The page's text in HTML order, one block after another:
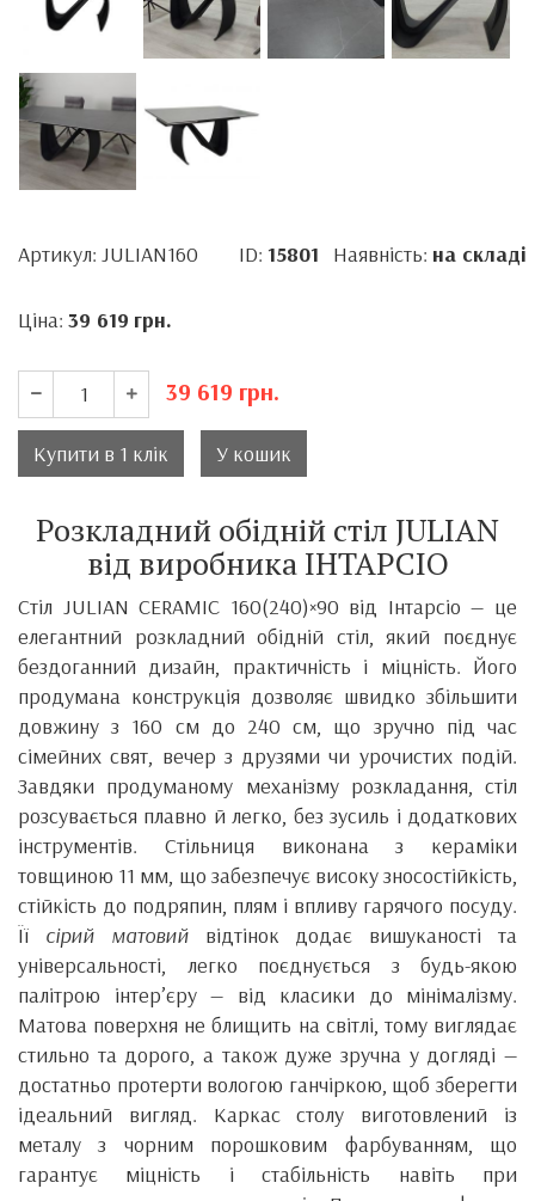
ID: 15801 Наявність: на складі
Артикул: JULIAN160
Ціна: 39 619 грн.
39 619 грн.
Купити в 1 клік У кошик
Розкладний обідній стіл JULIAN
від виробника ІНТАРСІО
Стіл JULIAN CERAMIC 160(240)×90 від Інтарсіо — це
елегантний розкладний обідній стіл, який поєднує
бездоганний дизайн, практичність і міцність. Його
продумана конструкція дозволяє швидко збільшити
довжину з 160 см до 240 см, що зручно під час
сімейних свят, вечер з друзями чи урочистих подій.
Завдяки продуманому механізму розкладання, стіл
розсувається плавно й легко, без зусиль і додаткових
інструментів. Стільниця виконана з кераміки
товщиною 11 мм, що забезпечує високу зносостійкість,
стійкість до подряпин, плям і впливу гарячого посуду.
Її сірий матовийвідтінок додає вишуканості та
універсальності, легко поєднується з будь-якою
палітрою інтер’єру — від класики до мінімалізму.
Матова поверхня не блищить на світлі, тому виглядає
стильно та дорого, а також дуже зручна у догляді —
достатньо протерти вологою ганчіркою, щоб зберегти
ідеальний вигляд. Каркас столу виготовлений із
металу з чорним порошковим фарбуванням, що
гарантує міцність і стабільність навіть при